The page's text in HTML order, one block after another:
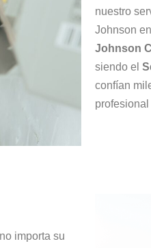
nuestro
Johnson
Johnson
siendo el
confían
importa su